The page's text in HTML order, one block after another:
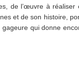
de l’œuvre à
et de son histoire,
qui donne